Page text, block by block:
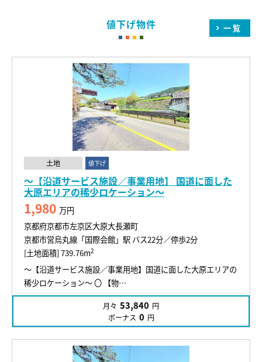
値下げ物件 一覧
土地 値下げ
～【沿道サービス施設／事業用地】 国道に面した
大原エリアの稀少ロケーション～
1,980 万円
京都府京都市左京区大原大長瀬町
京都市営烏丸線「国際会館」駅 バス22分／停歩2分
[土地面積] 739.76m2
～【沿道サービス施設／事業用地】国道に面した大原エリアの
稀少ロケーション～ 〇 【物…
月々 53,840 円
ボーナス 0 円